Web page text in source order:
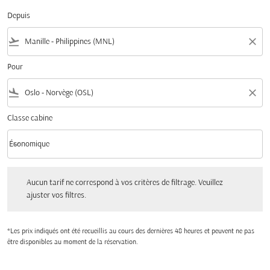
Depuis
flight_takeoff close
Pour
flight_land close
Classe cabine
Classe cabine option Économique Selected
Économique
keyboard_arrow_down
Aucun tarif ne correspond à vos critères de filtrage. Veuillez
ajuster vos filtres.
*Les prix indiqués ont été recueillis au cours des dernières 48 heures et peuvent ne pas
être disponibles au moment de la réservation.